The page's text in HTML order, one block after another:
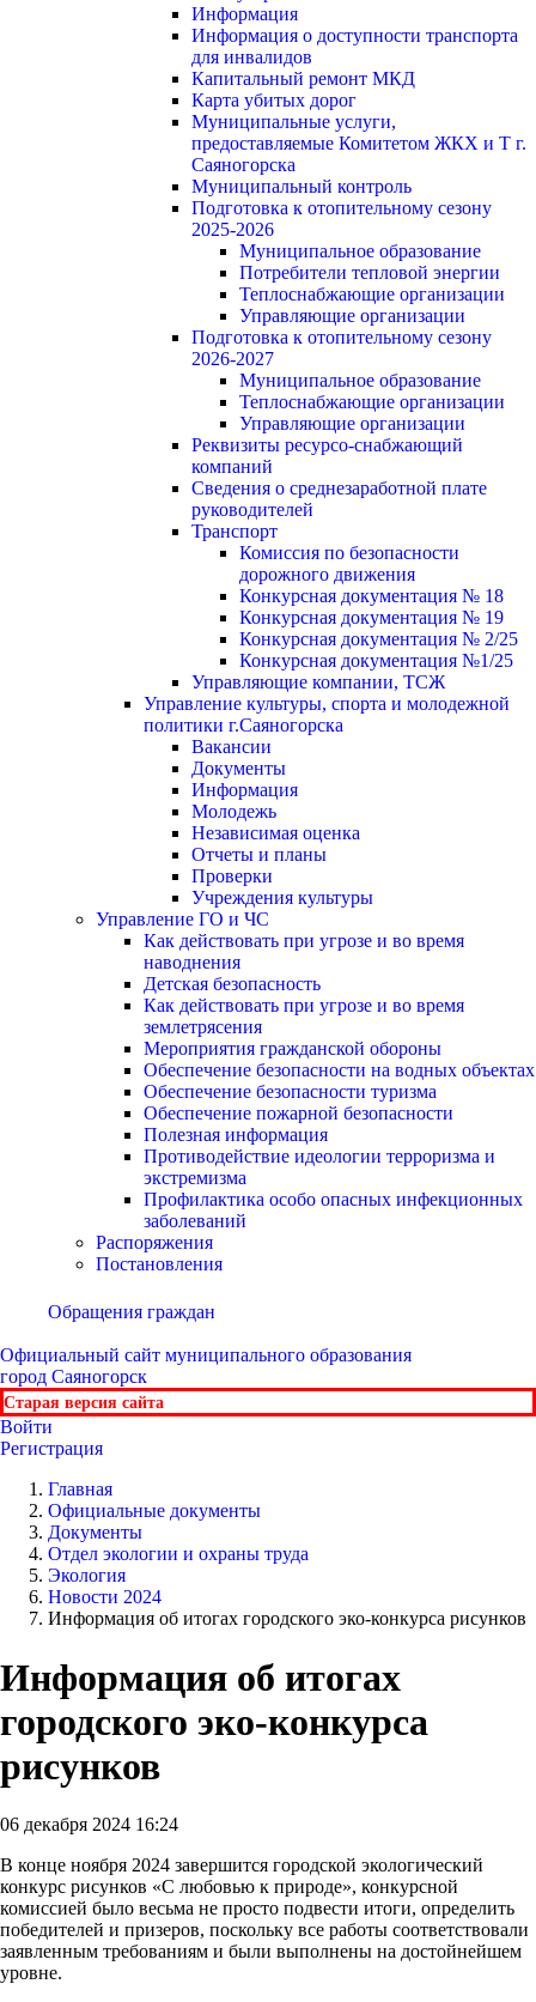
Информация
Информация о доступности транспорта
для инвалидов
Капитальный ремонт МКД
Карта убитых дорог
Муниципальные услуги,
предоставляемые Комитетом ЖКХ и Т г.
Саяногорска
Муниципальный контроль
Подготовка к отопительному сезону
2025-2026
Муниципальное образование
Потребители тепловой энергии
Теплоснабжающие организации
Управляющие организации
Подготовка к отопительному сезону
2026-2027
Муниципальное образование
Теплоснабжающие организации
Управляющие организации
Реквизиты ресурсо-снабжающий
компаний
Сведения о среднезаработной плате
руководителей
Транспорт
Комиссия по безопасности
дорожного движения
Конкурсная документация № 18
Конкурсная документация № 19
Конкурсная документация № 2/25
Конкурсная документация №1/25
Управляющие компании, ТСЖ
Управление культуры, спорта и молодежной
политики г.Саяногорска
Вакансии
Документы
Информация
Молодежь
Независимая оценка
Отчеты и планы
Проверки
Учреждения культуры
Управление ГО и ЧС
Как действовать при угрозе и во время
наводнения
Детская безопасность
Как действовать при угрозе и во время
землетрясения
Мероприятия гражданской обороны
Обеспечение безопасности на водных объектах
Обеспечение безопасности туризма
Обеспечение пожарной безопасности
Полезная информация
Противодействие идеологии терроризма и
экстремизма
Профилактика особо опасных инфекционных
заболеваний
Распоряжения
Постановления
Обращения граждан
Официальный сайт муниципального образования
город Саяногорск
Старая версия сайта
Войти
Регистрация
Главная
Официальные документы
Документы
Отдел экологии и охраны труда
Экология
Новости 2024
Информация об итогах городского эко-конкурса рисунков
Информация об итогах
городского эко-конкурса
рисунков
06 декабря 2024 16:24
В конце ноября 2024 завершится городской экологический
конкурс рисунков «С любовью к природе», конкурсной
комиссией было весьма не просто подвести итоги, определить
победителей и призеров, поскольку все работы соответствовали
заявленным требованиям и были выполнены на достойнейшем
уровне.